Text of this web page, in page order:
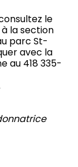
le
la section
parc St-
avec la
au 418 335-